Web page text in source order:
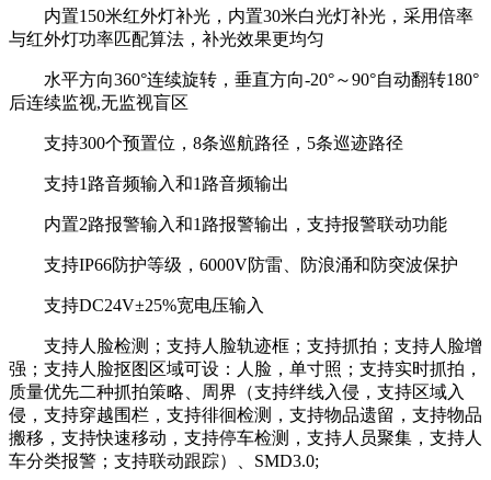
内置150米红外灯补光，内置30米白光灯补光，采用倍率
与红外灯功率匹配算法，补光效果更均匀
水平方向360°连续旋转，垂直方向-20°～90°自动翻转180°
后连续监视,无监视盲区
支持300个预置位，8条巡航路径，5条巡迹路径
支持1路音频输入和1路音频输出
内置2路报警输入和1路报警输出，支持报警联动功能
支持IP66防护等级，6000V防雷、防浪涌和防突波保护
支持DC24V±25%宽电压输入
支持人脸检测；支持人脸轨迹框；支持抓拍；支持人脸增
强；支持人脸抠图区域可设：人脸，单寸照；支持实时抓拍，
质量优先二种抓拍策略、周界（支持绊线入侵，支持区域入
侵，支持穿越围栏，支持徘徊检测，支持物品遗留，支持物品
搬移，支持快速移动，支持停车检测，支持人员聚集，支持人
车分类报警；支持联动跟踪）、SMD3.0;